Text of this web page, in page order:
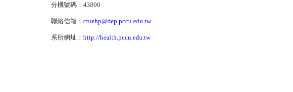
分機號碼：43800
聯絡信箱： cruehp@dep.pccu.edu.tw
系所網址： http://health.pccu.edu.tw